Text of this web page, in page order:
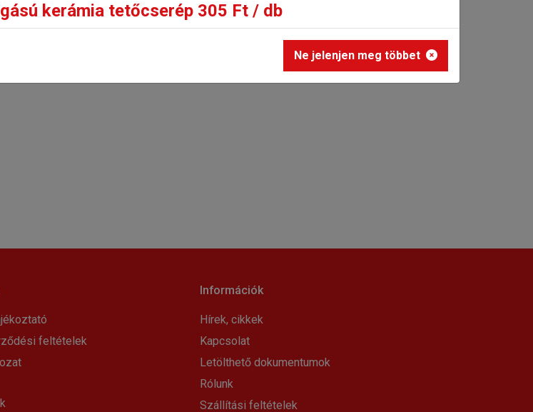
feltételek
Információk
Hírek, cikkek
Kapcsolat
Letölthető dokumentumok
Rólunk
Szállítási feltételek
kerámia tetőcserép 305 Ft / db
Ne jelenjen meg többet